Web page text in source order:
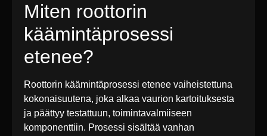
Miten roottorin
käämintäprosessi
etenee?
Roottorin käämintäprosessi etenee vaiheistettuna
kokonaisuutena, joka alkaa vaurion kartoituksesta
ja päättyy testattuun, toimintavalmiiseen
komponenttiin. Prosessi sisältää vanhan